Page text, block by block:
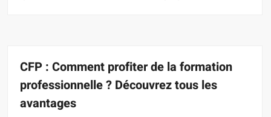
CFP : Comment profiter de la formation
professionnelle ? Découvrez tous les
avantages